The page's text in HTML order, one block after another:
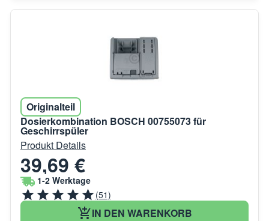
Originalteil
Dosierkombination BOSCH 00755073 für
Geschirrspüler
Produkt Details
39,69 €
1-2 Werktage
(51)
IN DEN WARENKORB